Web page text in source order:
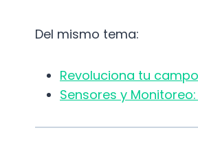
Del mismo tema:
Revoluciona tu
Sensores y